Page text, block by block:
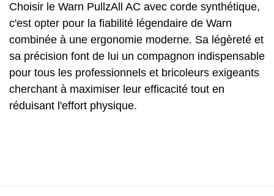
Choisir le Warn PullzAll AC avec corde synthétique,
c'est opter pour la fiabilité légendaire de Warn
combinée à une ergonomie moderne. Sa légèreté et
sa précision font de lui un compagnon indispensable
pour tous les professionnels et bricoleurs exigeants
cherchant à maximiser leur efficacité tout en
réduisant l'effort physique.